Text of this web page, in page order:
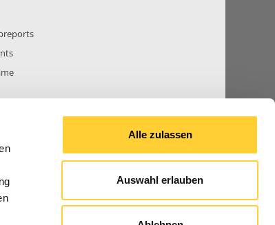
Alle zulassen
Auswahl erlauben
BEITRÄGE GESAMT842.665